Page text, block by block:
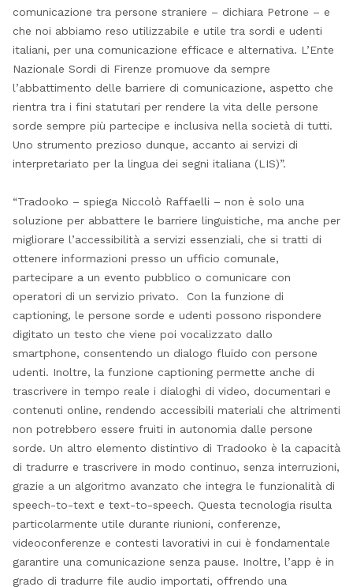
comunicazione tra persone straniere – dichiara Petrone – e
che noi abbiamo reso utilizzabile e utile tra sordi e udenti
italiani, per una comunicazione efficace e alternativa. L’Ente
Nazionale Sordi di Firenze promuove da sempre
l’abbattimento delle barriere di comunicazione, aspetto che
rientra tra i fini statutari per rendere la vita delle persone
sorde sempre più partecipe e inclusiva nella società di tutti.
Uno strumento prezioso dunque, accanto ai servizi di
interpretariato per la lingua dei segni italiana (LIS)”.
“Tradooko – spiega Niccolò Raffaelli – non è solo una
soluzione per abbattere le barriere linguistiche, ma anche per
migliorare l’accessibilità a servizi essenziali, che si tratti di
ottenere informazioni presso un ufficio comunale,
partecipare a un evento pubblico o comunicare con
operatori di un servizio privato. Con la funzione di
captioning, le persone sorde e udenti possono rispondere
digitato un testo che viene poi vocalizzato dallo
smartphone, consentendo un dialogo fluido con persone
udenti. Inoltre, la funzione captioning permette anche di
trascrivere in tempo reale i dialoghi di video, documentari e
contenuti online, rendendo accessibili materiali che altrimenti
non potrebbero essere fruiti in autonomia dalle persone
sorde. Un altro elemento distintivo di Tradooko è la capacità
di tradurre e trascrivere in modo continuo, senza interruzioni,
grazie a un algoritmo avanzato che integra le funzionalità di
speech-to-text e text-to-speech. Questa tecnologia risulta
particolarmente utile durante riunioni, conferenze,
videoconferenze e contesti lavorativi in cui è fondamentale
garantire una comunicazione senza pause. Inoltre, l’app è in
grado di tradurre file audio importati, offrendo una